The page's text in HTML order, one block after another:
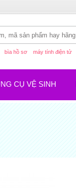
bìa hồ sơ máy tính điện tử
CỤ VỆ SINH